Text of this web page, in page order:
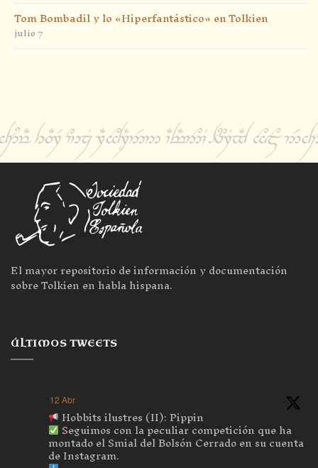
Tom Bombadil y lo «Hiperfantástico» en Tolkien
julio 7
El mayor repositorio de información y documentación
sobre Tolkien en habla hispana.
ÚLTIMOS TWEETS
12 Abr
Hobbits ilustres (II): Pippin
Seguimos con la peculiar competición que ha
montado el Smial del Bolsón Cerrado en su cuenta
de Instagram.